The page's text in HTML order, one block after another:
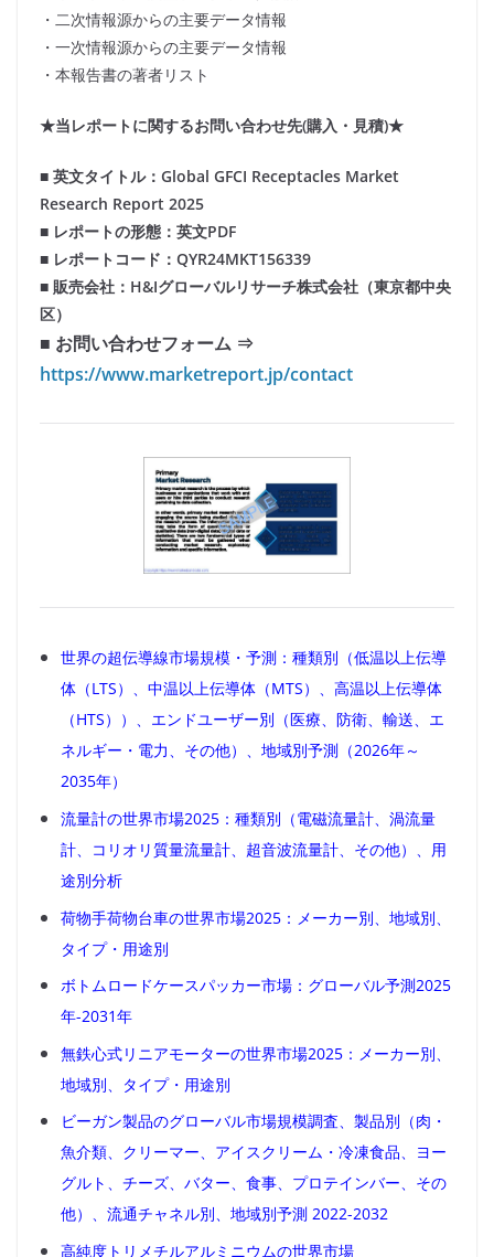
・二次情報源からの主要データ情報
・一次情報源からの主要データ情報
・本報告書の著者リスト
★当レポートに関するお問い合わせ先(購入・見積)★
■ 英文タイトル：Global GFCI Receptacles Market
Research Report 2025
■ レポートの形態：英文PDF
■ レポートコード：QYR24MKT156339
■ 販売会社：H&Iグローバルリサーチ株式会社（東京都中央
区）
■ お問い合わせフォーム ⇒
https://www.marketreport.jp/contact
世界の超伝導線市場規模・予測：種類別（低温以上伝導
体（LTS）、中温以上伝導体（MTS）、高温以上伝導体
（HTS））、エンドユーザー別（医療、防衛、輸送、エ
ネルギー・電力、その他）、地域別予測（2026年～
2035年）
流量計の世界市場2025：種類別（電磁流量計、渦流量
計、コリオリ質量流量計、超音波流量計、その他）、用
途別分析
荷物手荷物台車の世界市場2025：メーカー別、地域別、
タイプ・用途別
ボトムロードケースパッカー市場：グローバル予測2025
年-2031年
無鉄心式リニアモーターの世界市場2025：メーカー別、
地域別、タイプ・用途別
ビーガン製品のグローバル市場規模調査、製品別（肉・
魚介類、クリーマー、アイスクリーム・冷凍食品、ヨー
グルト、チーズ、バター、食事、プロテインバー、その
他）、流通チャネル別、地域別予測 2022-2032
高純度トリメチルアルミニウムの世界市場